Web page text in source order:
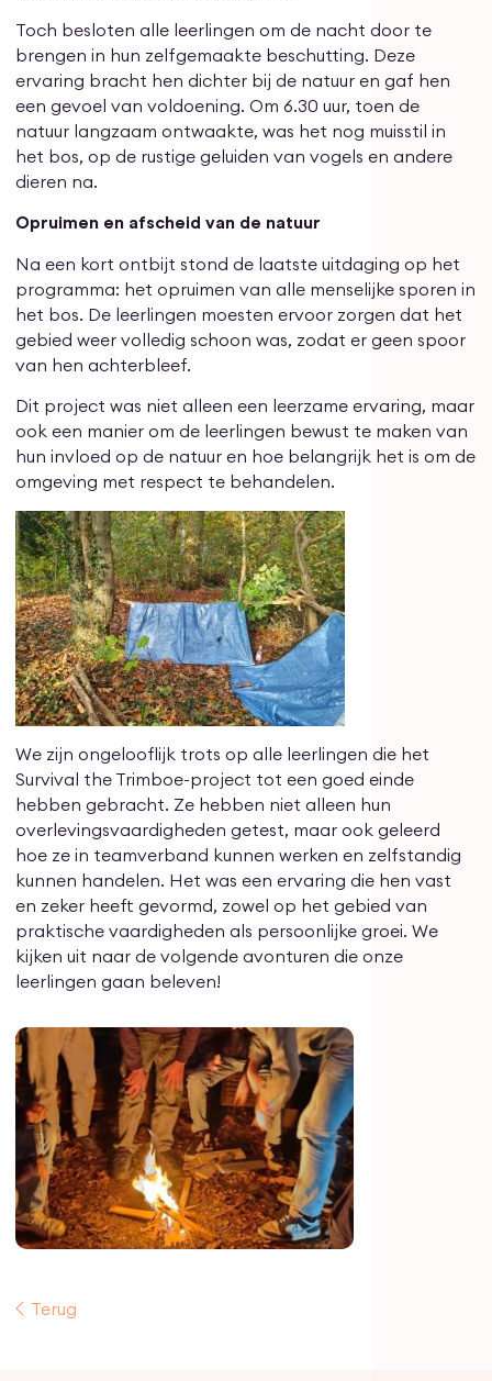
Toch besloten alle leerlingen om de nacht door te
brengen in hun zelfgemaakte beschutting. Deze
ervaring bracht hen dichter bij de natuur en gaf hen
een gevoel van voldoening. Om 6.30 uur, toen de
natuur langzaam ontwaakte, was het nog muisstil in
het bos, op de rustige geluiden van vogels en andere
dieren na.
Opruimen en afscheid van de natuur
Na een kort ontbijt stond de laatste uitdaging op het
programma: het opruimen van alle menselijke sporen in
het bos. De leerlingen moesten ervoor zorgen dat het
gebied weer volledig schoon was, zodat er geen spoor
van hen achterbleef.
Dit project was niet alleen een leerzame ervaring, maar
ook een manier om de leerlingen bewust te maken van
hun invloed op de natuur en hoe belangrijk het is om de
omgeving met respect te behandelen.
We zijn ongelooflijk trots op alle leerlingen die het
Survival the Trimboe-project tot een goed einde
hebben gebracht. Ze hebben niet alleen hun
overlevingsvaardigheden getest, maar ook geleerd
hoe ze in teamverband kunnen werken en zelfstandig
kunnen handelen. Het was een ervaring die hen vast
en zeker heeft gevormd, zowel op het gebied van
praktische vaardigheden als persoonlijke groei. We
kijken uit naar de volgende avonturen die onze
leerlingen gaan beleven!
Terug